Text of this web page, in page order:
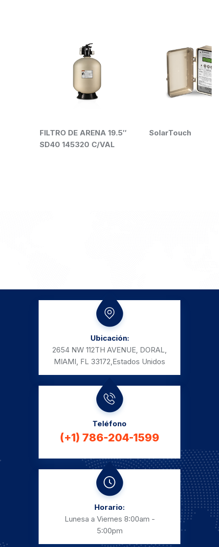
FILTRO DE ARENA 19.5″
SD40 145320 C/VAL
SolarTouch
Ubicación:
2654 NW 112TH AVENUE, DORAL,
MIAMI, FL 33172,Estados Unidos
Teléfono
(+1) 786-204-1599
Horario:
Lunesa a Viernes 8:00am -
5:00pm